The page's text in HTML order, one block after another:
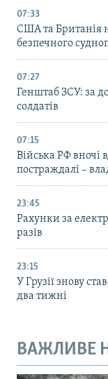
07:33
США та Британія
безпечного
07:27
Генштаб ЗСУ: за
солдатів
07:15
Війська РФ
постраждалі –
23:45
Рахунки за
разів
23:15
У Грузії знову
два тижні
ВАЖЛИВЕ